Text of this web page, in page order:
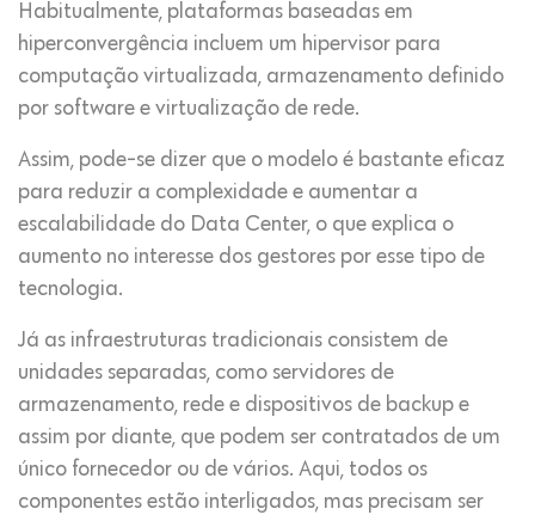
Habitualmente, plataformas baseadas em
hiperconvergência incluem um hipervisor para
computação virtualizada, armazenamento definido
por software e virtualização de rede.
Assim, pode-se dizer que o modelo é bastante eficaz
para reduzir a complexidade e aumentar a
escalabilidade do Data Center, o que explica o
aumento no interesse dos gestores por esse tipo de
tecnologia.
Já as infraestruturas tradicionais consistem de
unidades separadas, como servidores de
armazenamento, rede e dispositivos de backup e
assim por diante, que podem ser contratados de um
único fornecedor ou de vários. Aqui, todos os
componentes estão interligados, mas precisam ser